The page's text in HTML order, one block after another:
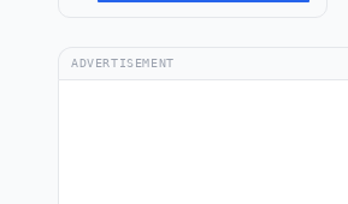
ADVERTISEMENT